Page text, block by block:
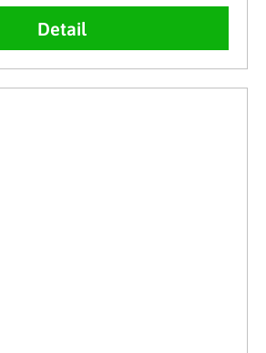
Detail